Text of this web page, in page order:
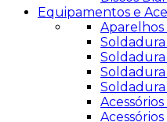
Equipamentos e
Soldadura
Soldadura